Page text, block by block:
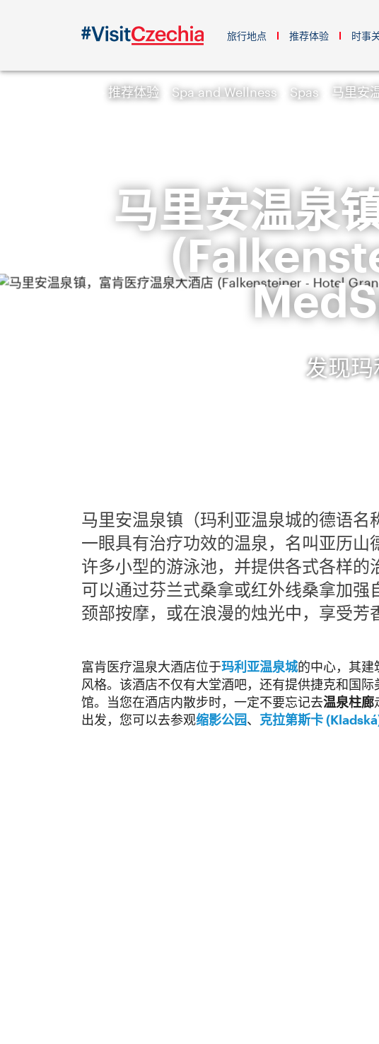
旅行地点 推荐体验 时事
推荐体验 Spa and Wellness Spas 马里安
马里安温泉
发现
马里安温泉镇（玛利亚温泉城的德语名
一眼具有治疗功效的温泉，名叫亚历
许多小型的游泳池，并提供各式各样的
可以通过芬兰式桑拿或红外线桑拿加强
颈部按摩，或在浪漫的烛光中，享受芳
富肯医疗温泉大酒店位于玛利亚温泉城的中心，其建
风格。该酒店不仅有大堂酒吧，还有提供捷克和国
馆。当您在酒店内散步时，一定不要忘记去温泉柱廊
出发，您可以去参观缩影公园、 克拉第斯卡